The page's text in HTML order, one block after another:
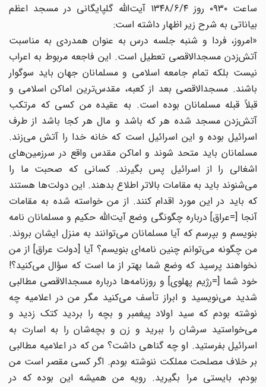
ساعت ۰۹۳۰ روز ۱۳۴۸/۶/۴ آیت‌الله گلپایگانى در مسجد اعظم
بیاناتى به شرح زیر اظهار داشته است:
«امروز، فردا و شنبه جلسه درس به عنوان همدردى به مناسبت
آتش‌زدن مسجدالاقصى تعطیل است. این فاجعه مربوط به اعراب
نیست بلکه تمام جامعه اسلامى و مسلمانان جهان باید سوگوار
باشند. مسجدالاقصى بعد از کعبه، مقدس‌ترین اماکن اسلامى و
قبلاً قبله مسلمانان بوده است. به عقیده من کسى که مرتکب
آتش‌زدن مسجد شده هر که باشد و مال هر کجا باشد از طرف
اسرائیل بوده و این اسرائیل است که خانه خدا را آتش مى‌زند.
مسلمانان باید متحد شوند و اماکن مقدس واقع در سرزمین‌هاى
اشغالى را از اسرائیل پس بگیرند. کسانى که صحبت ما را
مى‌شنوند باید به مقامات بالاتر اطلاع بدهند. این دولت‌ها هستند
که باید در این مورد اقدام کنند. از من خواسته شده به مقامات
آنجا [=عراق] درباره چگونگى وضع آیت‌الله حکیم و مسلمانان نامه
بنویسم و بپرسم که آیا مسلمانان مى‌توانند به منزل ایشان بروند.
من چگونه مى‌توانم چنین نامه‌اى بنویسم؟ آیا [دولت عراق] از من
نخواهند پرسید که وضع شما بهتر از ما است که سؤال مى‌کنید؟!
خود شما [=رژیم پهلوی] و روزنامه‌ها درباره مسجدالاقصى مطالبى
شدید مى‌نویسید و ابراز تأسف مى‌کنید مگر من در اعلامیه چه
نوشته بودم که سید اولاد پیغمبر و بچه را بردید کتک زدید و
مى‌خواستید سرشان را ببرید و زن و بچه‌شان را به اسارت به
اسرائیل بفرستید. او چه گناهى داشت؟ من که در اعلامیه مطالبى
بر خلاف مصلحت مملکت ننوشته بودم. اگر کسى مقصر است من
بودم، بایستى مرا بگیرید. رویه من همیشه این بوده که در